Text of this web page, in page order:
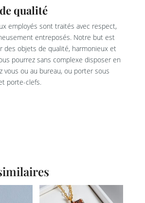
qualité
employés sont traités avec respect,
entreposés. Notre but est
des objets de qualité, harmonieux et
pourrez sans complexe disposer en
vous ou au bureau, ou porter sous
porte-clefs.